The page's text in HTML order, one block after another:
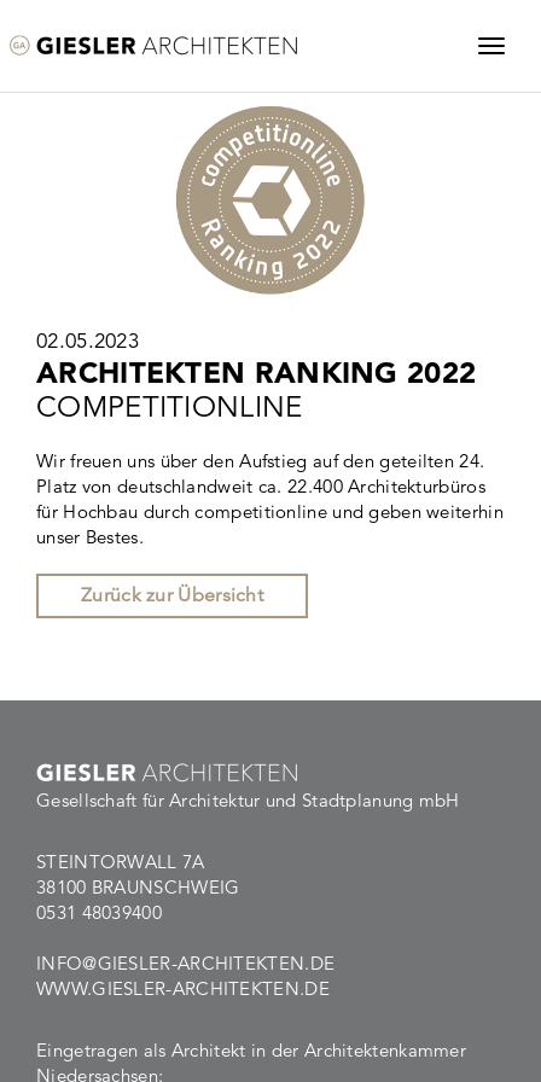
02.05.2023
ARCHITEKTEN RANKING 2022
COMPETITIONLINE
Wir freuen uns über den Aufstieg auf den geteilten 24.
Platz von deutschlandweit ca. 22.400 Architekturbüros
für Hochbau durch competitionline und geben weiterhin
unser Bestes.
Zurück zur Übersicht
Gesellschaft für Architektur und Stadtplanung mbH
STEINTORWALL 7A
38100 BRAUNSCHWEIG
0531 48039400
INFO@GIESLER-ARCHITEKTEN.DE
WWW.GIESLER-ARCHITEKTEN.DE
Eingetragen als Architekt in der Architektenkammer
Niedersachsen: